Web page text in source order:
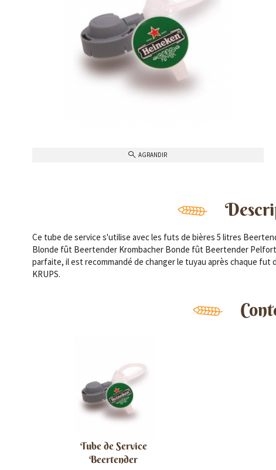
AGRANDIR
Ce tube de service s'utilise avec les futs de bières 5 litres
Blonde fût Beertender Krombacher Bonde fût Beertender
parfaite, il est recommandé de changer le tuyau après chaque
KRUPS.
Tube de Service
Beertender